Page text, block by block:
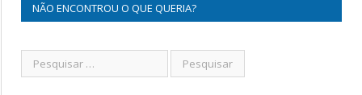
NÃO ENCONTROU O QUE QUERIA?